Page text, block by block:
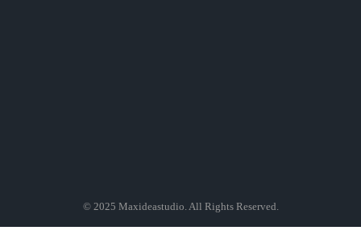
© 2025 Maxideastudio. All Rights Reserved.